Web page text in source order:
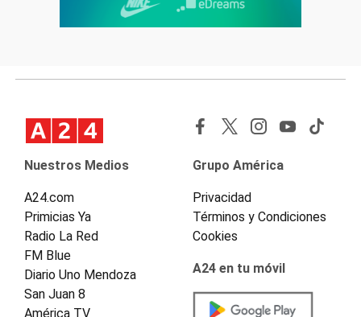
Nuestros Medios
A24.com
Primicias Ya
Radio La Red
FM Blue
Diario Uno Mendoza
San Juan 8
América TV
Grupo América
Privacidad
Términos y Condiciones
Cookies
A24 en tu móvil